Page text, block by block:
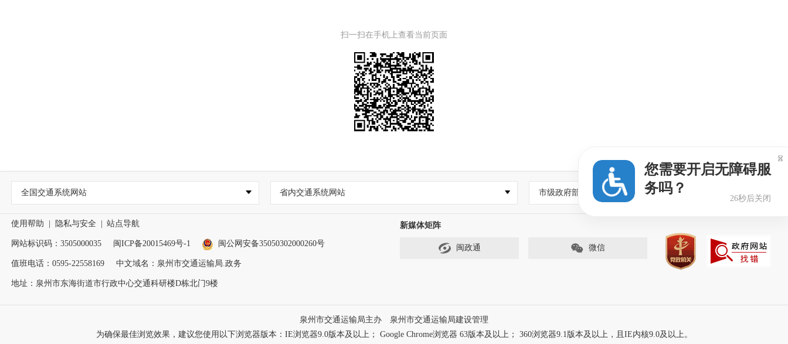
扫一扫在手机上查看当前页面
全国交通系统网站 省内交通系统网站 市级政府部门网站
使用帮助 隐私与安全 站点导航
网站标识码：3505000035 闽ICP备20015469号-1 闽公网安备35050302000260号
值班电话：0595-22558169 中文域名：泉州市交通运输局.政务
地址：泉州市东海街道市行政中心交通科研楼D栋北门9楼
新媒体矩阵
闽政通 微信
泉州市交通运输局主办 泉州市交通运输局建设管理
为确保最佳浏览效果，建议您使用以下浏览器版本：IE浏览器9.0版本及以上； Google Chrome浏览器 63版本及以上； 360浏览器9.1版本及以上，且IE内核9.0及以上。
您需要开启无障碍服
务吗？
25秒后关闭
